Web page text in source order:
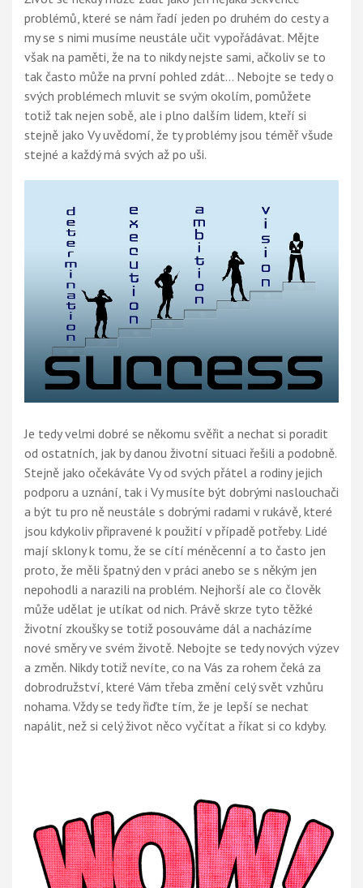
problémů, které se nám řadí jeden po druhém do cesty a
my se s nimi musíme neustále učit vypořádávat. Mějte
však na paměti, že na to nikdy nejste sami, ačkoliv se to
tak často může na první pohled zdát… Nebojte se tedy o
svých problémech mluvit se svým okolím, pomůžete
totiž tak nejen sobě, ale i plno dalším lidem, kteří si
stejně jako Vy uvědomí, že ty problémy jsou téměř všude
stejné a každý má svých až po uši.
Je tedy velmi dobré se někomu svěřit a nechat si poradit
od ostatních, jak by danou životní situaci řešili a podobně.
Stejně jako očekáváte Vy od svých přátel a rodiny jejich
podporu a uznání, tak i Vy musíte být dobrými naslouchači
a být tu pro ně neustále s dobrými radami v rukávě, které
jsou kdykoliv připravené k použití v případě potřeby. Lidé
mají sklony k tomu, že se cítí méněcenní a to často jen
proto, že měli špatný den v práci anebo se s někým jen
nepohodli a narazili na problém. Nejhorší ale co člověk
může udělat je utíkat od nich. Právě skrze tyto těžké
životní zkoušky se totiž posouváme dál a nacházíme
nové směry ve svém životě. Nebojte se tedy nových výzev
a změn. Nikdy totiž nevíte, co na Vás za rohem čeká za
dobrodružství, které Vám třeba změní celý svět vzhůru
nohama. Vždy se tedy řiďte tím, že je lepší se nechat
napálit, než si celý život něco vyčítat a říkat si co kdyby.